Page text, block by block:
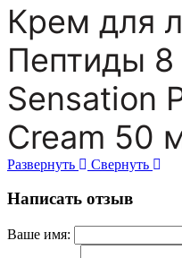
Крем для
Пептиды
Sensation
Cream 50
Развернуть Свернуть
Написать отзыв
Ваше имя: